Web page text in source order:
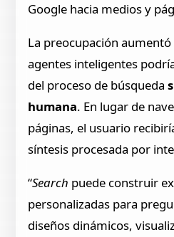
Google hacia medios y
La preocupación
agentes inteligentes
del proceso de búsqueda
humana. En lugar de
páginas, el usuario
síntesis procesada por
“Search puede construir
personalizadas para
diseños dinámicos,